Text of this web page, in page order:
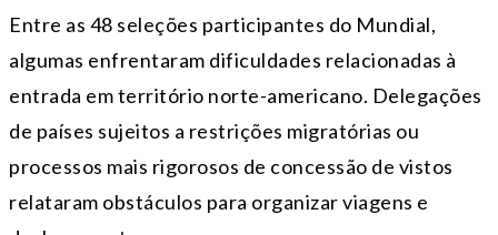
Entre as 48 seleções participantes do Mundial,
algumas enfrentaram dificuldades relacionadas à
entrada em território norte-americano. Delegações
de países sujeitos a restrições migratórias ou
processos mais rigorosos de concessão de vistos
relataram obstáculos para organizar viagens e